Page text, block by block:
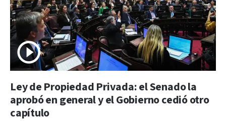
Ley de Propiedad Privada: el Senado la
aprobó en general y el Gobierno cedió otro
capítulo